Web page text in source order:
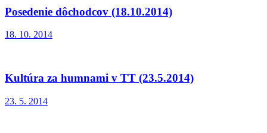
Posedenie dôchodcov (18.10.2014)
18. 10. 2014
Kultúra za humnami v TT (23.5.2014)
23. 5. 2014